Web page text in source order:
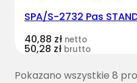
SPA/S-2732 Pas
40,88 zł netto
50,28 zł brutto
Pokazano wszystkie 8